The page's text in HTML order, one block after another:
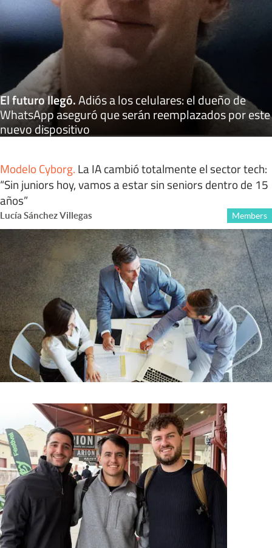
El futuro llegó.Adiós a los celulares: el dueño de
WhatsApp aseguró que serán reemplazados por este
nuevo dispositivo
Modelo Cyborg. La IA cambió totalmente el sector tech:
“Sin juniors hoy, vamos a estar sin seniors dentro de 15
años”
Lucía Sánchez Villegas Members